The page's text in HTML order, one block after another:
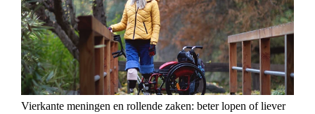
Vierkante meningen en rollende zaken: beter lopen of liever